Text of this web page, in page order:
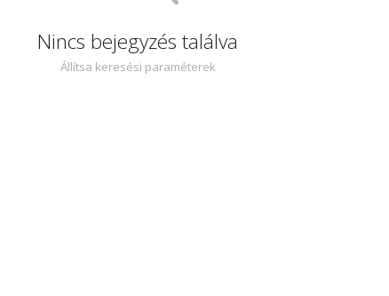
Nincs bejegyzés találva
Állítsa keresési paraméterek